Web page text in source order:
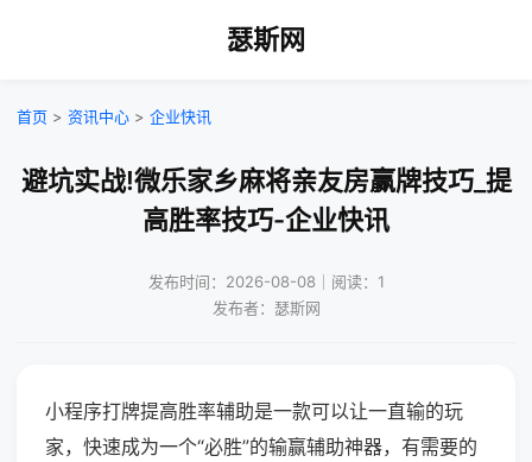
瑟斯网
首页 > 资讯中心 > 企业快讯
避坑实战!微乐家乡麻将亲友房赢牌技巧_提
高胜率技巧-企业快讯
发布时间：2026-08-08｜阅读：1
发布者：瑟斯网
小程序打牌提高胜率辅助是一款可以让一直输的玩
家，快速成为一个“必胜”的输赢辅助神器，有需要的